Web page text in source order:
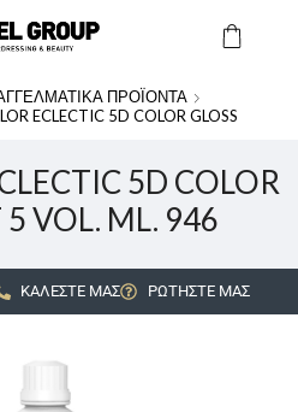
ΠΡΟΪΟΝΤΑ
ECLECTIC 5D COLOR GLOSS
5D COLOR
5 VOL. ML. 946
ΚΑΛΕΣΤΕ ΜΑΣ ΡΩΤΗΣΤΕ ΜΑΣ